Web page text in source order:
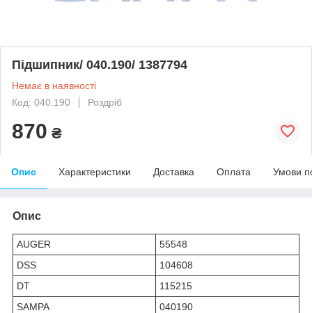
Підшипник/ 040.190/ 1387794
Немає в наявності
Код: 040.190
Роздріб
870 ₴
Опис Характеристики Доставка Оплата Умови
Опис
AUGER
55548
DSS
104608
DT
115215
SAMPA
040190